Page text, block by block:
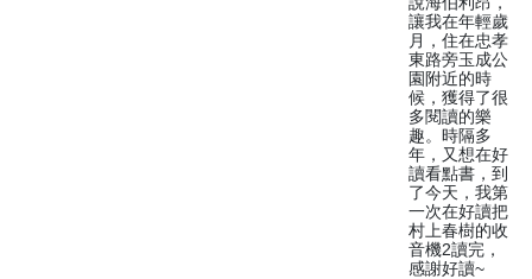
讓我在年輕歲
月，住在忠孝
東路旁玉成公
園附近的時
候，獲得了很
多閱讀的樂
趣。時隔多
年，又想在好
讀看點書，到
了今天，我第
一次在好讀把
村上春樹的收
音機2讀完，
感謝好讀~